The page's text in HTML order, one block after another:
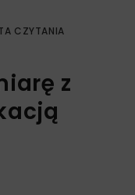
CZYTANIA
z